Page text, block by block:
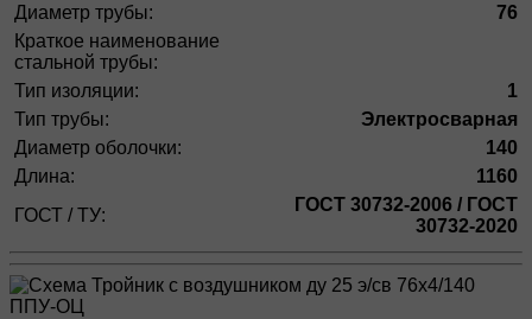
Диаметр трубы:
76
Краткое наименование
стальной трубы:
Тип изоляции:
1
Тип трубы:
Электросварная
Диаметр оболочки:
140
Длина:
1160
ГОСТ / ТУ:
ГОСТ 30732-2006 / ГОСТ
30732-2020